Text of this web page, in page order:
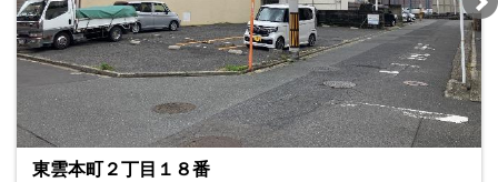
東雲本町２丁目１８番